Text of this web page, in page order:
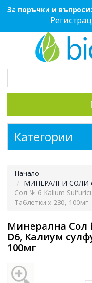
За поръчки и въпроси:
Начало
МИНЕРАЛНИ СОЛИ
Сол № 6 Kalium
Таблетки х 230, 100мг
Минерална Сол
D6, Калиум
100мг
Категории